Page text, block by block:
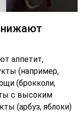
аппетит,
(например,
(брокколи,
с высоким
(арбуз, яблоки)